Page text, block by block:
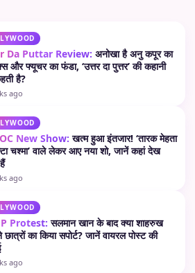
Da Puttar Review: अनोखा है अनु कपूर का
और फ्यूचर का फंडा, ‘उत्तर दा पुत्तर’ की कहानी
है?
ago
New Show: खत्म हुआ इंतजार! ‘तारक मेहता
चश्मा’ वाले लेकर आए नया शो, जानें कहां देख
ago
Protest: सलमान खान के बाद क्या शाहरुख
का किया सपोर्ट? जानें वायरल पोस्ट की
ago